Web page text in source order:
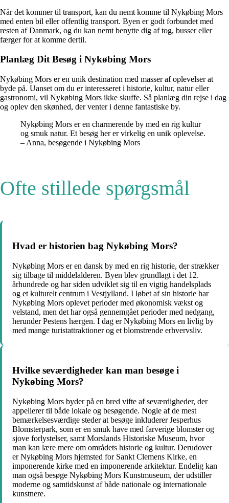
Når det kommer til transport, kan du nemt komme til Nykøbing Mors
med enten bil eller offentlig transport. Byen er godt forbundet med
resten af Danmark, og du kan nemt benytte dig af tog, busser eller
færger for at komme dertil.
Planlæg Dit Besøg i Nykøbing Mors
Nykøbing Mors er en unik destination med masser af oplevelser at
byde på. Uanset om du er interesseret i historie, kultur, natur eller
gastronomi, vil Nykøbing Mors ikke skuffe. Så planlæg din rejse i dag
og oplev den skønhed, der venter i denne fantastiske by.
Nykøbing Mors er en charmerende by med en rig kultur
og smuk natur. Et besøg her er virkelig en unik oplevelse.
– Anna, besøgende i Nykøbing Mors
Ofte stillede spørgsmål
Hvad er historien bag Nykøbing Mors?
Nykøbing Mors er en dansk by med en rig historie, der strækker
sig tilbage til middelalderen. Byen blev grundlagt i det 12.
århundrede og har siden udviklet sig til en vigtig handelsplads
og et kulturelt centrum i Vestjylland. I løbet af sin historie har
Nykøbing Mors oplevet perioder med økonomisk vækst og
velstand, men det har også gennemgået perioder med nedgang,
herunder Pestens hærgen. I dag er Nykøbing Mors en livlig by
med mange turistattraktioner og et blomstrende erhvervsliv.
Hvilke seværdigheder kan man besøge i
Nykøbing Mors?
Nykøbing Mors byder på en bred vifte af seværdigheder, der
appellerer til både lokale og besøgende. Nogle af de mest
bemærkelsesværdige steder at besøge inkluderer Jesperhus
Blomsterpark, som er en smuk have med farverige blomster og
sjove forlystelser, samt Morslands Historiske Museum, hvor
man kan lære mere om områdets historie og kultur. Derudover
er Nykøbing Mors hjemsted for Sankt Clemens Kirke, en
imponerende kirke med en imponerende arkitektur. Endelig kan
man også besøge Nykøbing Mors Kunstmuseum, der udstiller
moderne og samtidskunst af både nationale og internationale
kunstnere.